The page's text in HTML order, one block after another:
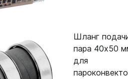
Шланг
пара 40x50
для